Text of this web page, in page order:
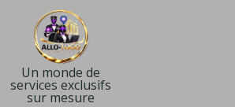
Un monde de
services exclusifs
sur mesure